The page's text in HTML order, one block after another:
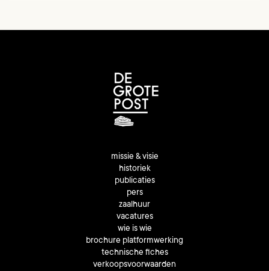
missie & visie
historiek
publicaties
pers
zaalhuur
vacatures
wie is wie
brochure platformwerking
technische fiches
verkoopsvoorwaarden